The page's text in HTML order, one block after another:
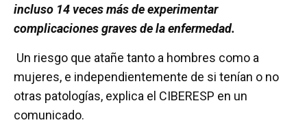
incluso 14 veces más de experimentar
complicaciones graves de la enfermedad.
Un riesgo que atañe tanto a hombres como a
mujeres, e independientemente de si tenían o no
otras patologías, explica el CIBERESP en un
comunicado.